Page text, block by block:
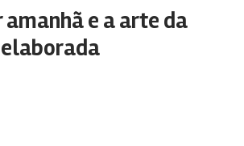
amanhã e a arte da